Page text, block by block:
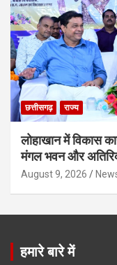
छत्तीसगढ़ राज्य
लोहाखान में विकास
मंगल भवन और
August 9, 2026
हमारे बारे में